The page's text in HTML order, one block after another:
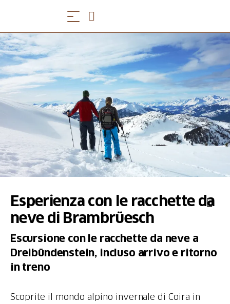
Esperienza con le racchette da
neve di Brambrüesch
Escursione con le racchette da neve a
Dreibündenstein, incluso arrivo e ritorno
in treno
Scoprite il mondo alpino invernale di Coira in